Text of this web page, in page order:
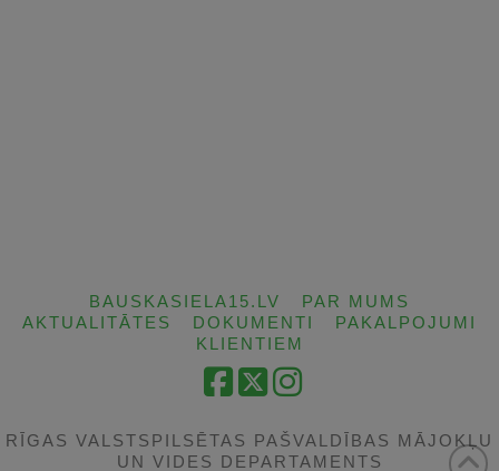
BAUSKASIELA15.LV
PAR MUMS
AKTUALITĀTES
DOKUMENTI
PAKALPOJUMI
KLIENTIEM
Facebook
X Instagram
RĪGAS VALSTSPILSĒTAS PAŠVALDĪBAS MĀJOKĻU
UN VIDES DEPARTAMENTS